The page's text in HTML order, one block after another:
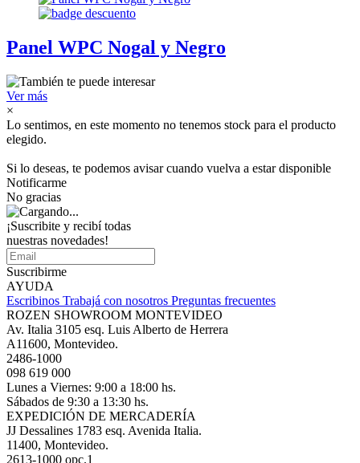
Panel WPC Nogal y Negro
Ver más
×
Lo sentimos, en este momento no tenemos stock para el producto
elegido.
Si lo deseas, te podemos avisar cuando vuelva a estar disponible
Notificarme
No gracias
¡Suscribite y recibí todas
nuestras novedades!
Suscribirme
AYUDA
Escribinos Trabajá con nosotros Preguntas frecuentes
ROZEN SHOWROOM MONTEVIDEO
Av. Italia 3105 esq. Luis Alberto de Herrera
A11600, Montevideo.
2486-1000
098 619 000
Lunes a Viernes: 9:00 a 18:00 hs.
Sábados de 9:30 a 13:30 hs.
EXPEDICIÓN DE MERCADERÍA
JJ Dessalines 1783 esq. Avenida Italia.
11400, Montevideo.
2613-1000 opc.1